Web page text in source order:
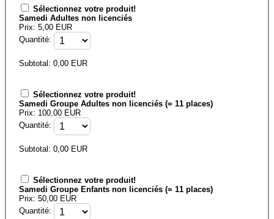
Sélectionnez votre produit!
Samedi Adultes non licenciés
Prix: 5,00 EUR
Quantité:
Subtotal: 0,00 EUR
Sélectionnez votre produit!
Samedi Groupe Adultes non licenciés (= 11 places)
Prix: 100,00 EUR
Quantité:
Subtotal: 0,00 EUR
Sélectionnez votre produit!
Samedi Groupe Enfants non licenciés (= 11 places)
Prix: 50,00 EUR
Quantité: